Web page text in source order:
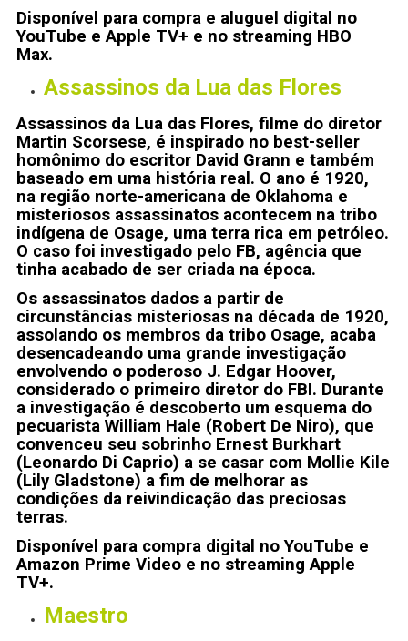
Disponível para compra e aluguel digital no
YouTube e Apple TV+ e no streaming HBO
Max.
Assassinos da Lua das Flores
Assassinos da Lua das Flores, filme do diretor
Martin Scorsese, é inspirado no best-seller
homônimo do escritor David Grann e também
baseado em uma história real. O ano é 1920,
na região norte-americana de Oklahoma e
misteriosos assassinatos acontecem na tribo
indígena de Osage, uma terra rica em petróleo.
O caso foi investigado pelo FB, agência que
tinha acabado de ser criada na época.
Os assassinatos dados a partir de
circunstâncias misteriosas na década de 1920,
assolando os membros da tribo Osage, acaba
desencadeando uma grande investigação
envolvendo o poderoso J. Edgar Hoover,
considerado o primeiro diretor do FBI. Durante
a investigação é descoberto um esquema do
pecuarista William Hale (Robert De Niro), que
convenceu seu sobrinho Ernest Burkhart
(Leonardo Di Caprio) a se casar com Mollie Kile
(Lily Gladstone) a fim de melhorar as
condições da reivindicação das preciosas
terras.
Disponível para compra digital no YouTube e
Amazon Prime Video e no streaming Apple
TV+.
Maestro